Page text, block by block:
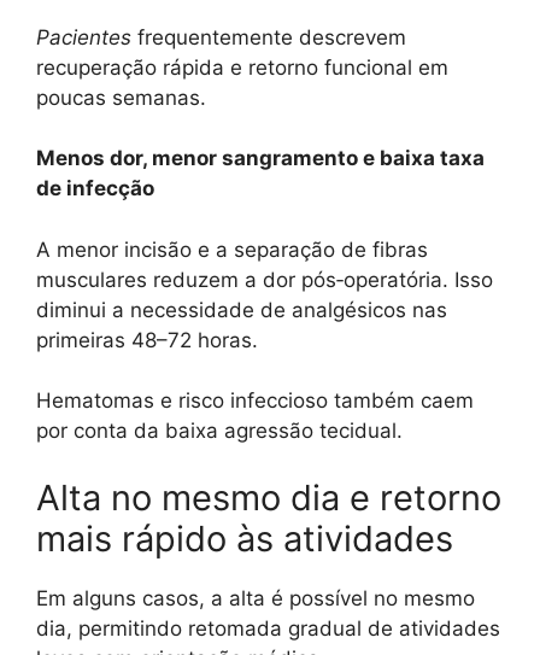
Pacientes frequentemente descrevem
recuperação rápida e retorno funcional em
poucas semanas.
Menos dor, menor sangramento e baixa taxa
de infecção
A menor incisão e a separação de fibras
musculares reduzem a dor pós‑operatória. Isso
diminui a necessidade de analgésicos nas
primeiras 48–72 horas.
Hematomas e risco infeccioso também caem
por conta da baixa agressão tecidual.
Alta no mesmo dia e retorno
mais rápido às atividades
Em alguns casos, a alta é possível no mesmo
dia, permitindo retomada gradual de atividades